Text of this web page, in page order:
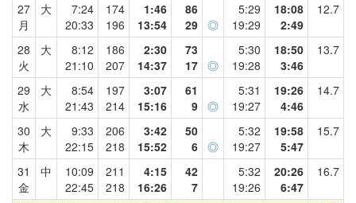
27
月
大
7:24
20:33
174
196
1:46
13:54
86
29 ◎
5:29
19:29
18:08
2:49
12.7
28
火
大
8:12
21:10
186
207
2:30
14:37
73
17 ◎
5:30
19:28
18:50
3:46
13.7
29
水
大
8:54
21:43
197
214
3:07
15:16
61
9 ◎
5:31
19:27
19:26
4:46
14.7
30
木
大
9:33
22:15
206
218
3:42
15:52
50
6 ◎
5:32
19:27
19:58
5:47
15.7
31
金
中
10:09
22:45
211
218
4:15
16:26
42
7
5:32
19:26
20:26
6:47
16.7